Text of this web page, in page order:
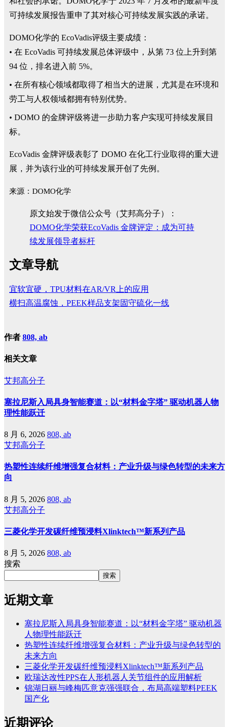
可持续发展报告重申了其对核心可持续发展实践的承诺。
DOMO化学的 EcoVadis评级主要成绩：
• 在 EcoVadis 可持续发展总体评级中，从第 73 位上升到第
94 位，排名进入前 5%。
• 在所有核心领域都取得了相当大的进展，尤其是在环境和
劳工与人权领域都拥有特别优势。
• DOMO 的金牌评级将进一步助力客户实现可持续发展目
标。
EcoVadis 金牌评级表彰了 DOMO 在化工行业取得的重大进
展，并为该行业的可持续发展开创了先例。
来源：DOMO化学
原文始发于微信公众号（艾邦高分子）：
DOMO化学荣获EcoVadis 金牌评定：成为可持
续发展领导者标杆
文章导航
宜软宜硬，TPU材料在AR/VR上的应用
横扫高温腐蚀，PEEK样品支架固守硫化一线
作者 808, ab
相关文章
艾邦高分子
塞拉尼斯入局具身智能赛道：以“材料金字塔” 驱动机器人物
理性能跃迁
8 月 6, 2026 808, ab
艾邦高分子
热塑性连续纤维增强复合材料：产业升级与绿色转型的未来方
向
8 月 5, 2026 808, ab
艾邦高分子
三菱化学开发碳纤维预浸料Xlinktech™新系列产品
8 月 5, 2026 808, ab
搜索
搜索
近期文章
塞拉尼斯入局具身智能赛道：以“材料金字塔” 驱动机器
人物理性能跃迁
热塑性连续纤维增强复合材料：产业升级与绿色转型的
未来方向
三菱化学开发碳纤维预浸料Xlinktech™新系列产品
欧瑞达改性PPS在人形机器人关节组件的应用解析
锦湖日丽与峰梅匹意克强强联合，布局高端塑料PEEK
国产化
近期评论